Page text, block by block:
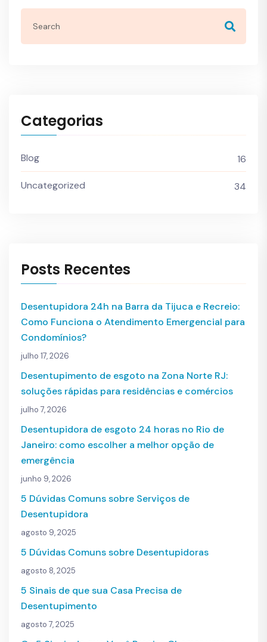
Categorias
Blog 16
Uncategorized 34
Posts Recentes
Desentupidora 24h na Barra da Tijuca e Recreio:
Como Funciona o Atendimento Emergencial para
Condomínios?
julho 17, 2026
Desentupimento de esgoto na Zona Norte RJ:
soluções rápidas para residências e comércios
julho 7, 2026
Desentupidora de esgoto 24 horas no Rio de
Janeiro: como escolher a melhor opção de
emergência
junho 9, 2026
5 Dúvidas Comuns sobre Serviços de
Desentupidora
agosto 9, 2025
5 Dúvidas Comuns sobre Desentupidoras
agosto 8, 2025
5 Sinais de que sua Casa Precisa de
Desentupimento
agosto 7, 2025